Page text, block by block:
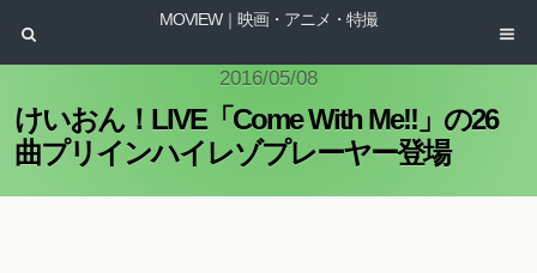
MOVIEW｜映画・アニメ・特撮
2016/05/08
けいおん！LIVE「Come With Me!!」の26
曲プリインハイレゾプレーヤー登場